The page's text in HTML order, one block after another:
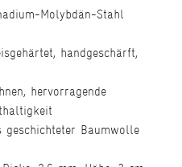
Molybdän-Stahl
handgeschärft,
hervorragende
Baumwolle